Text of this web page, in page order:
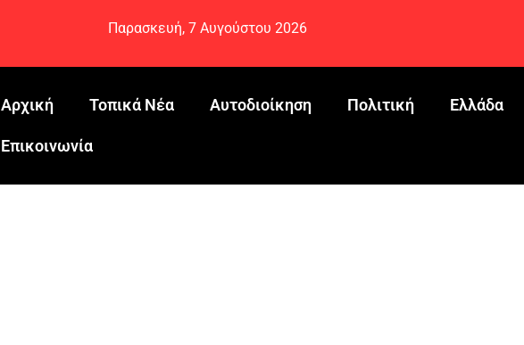
Παρασκευή, 7 Αυγούστου 2026
Αρχική Τοπικά Νέα Αυτοδιοίκηση Πολιτική Ελλάδα
Eπικοινωνία